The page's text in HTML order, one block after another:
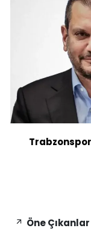
Öne Çıkanlar